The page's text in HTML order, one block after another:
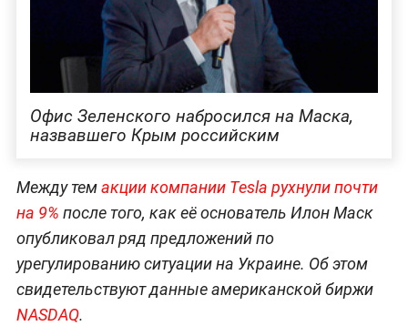
Офис Зеленского набросился на Маска,
назвавшего Крым российским
Между темакции компании Tesla рухнули почти
на 9% после того, как её основатель Илон Маск
опубликовал ряд предложений по
урегулированию ситуации на Украине. Об этом
свидетельствуют данные американской биржи
NASDAQ.